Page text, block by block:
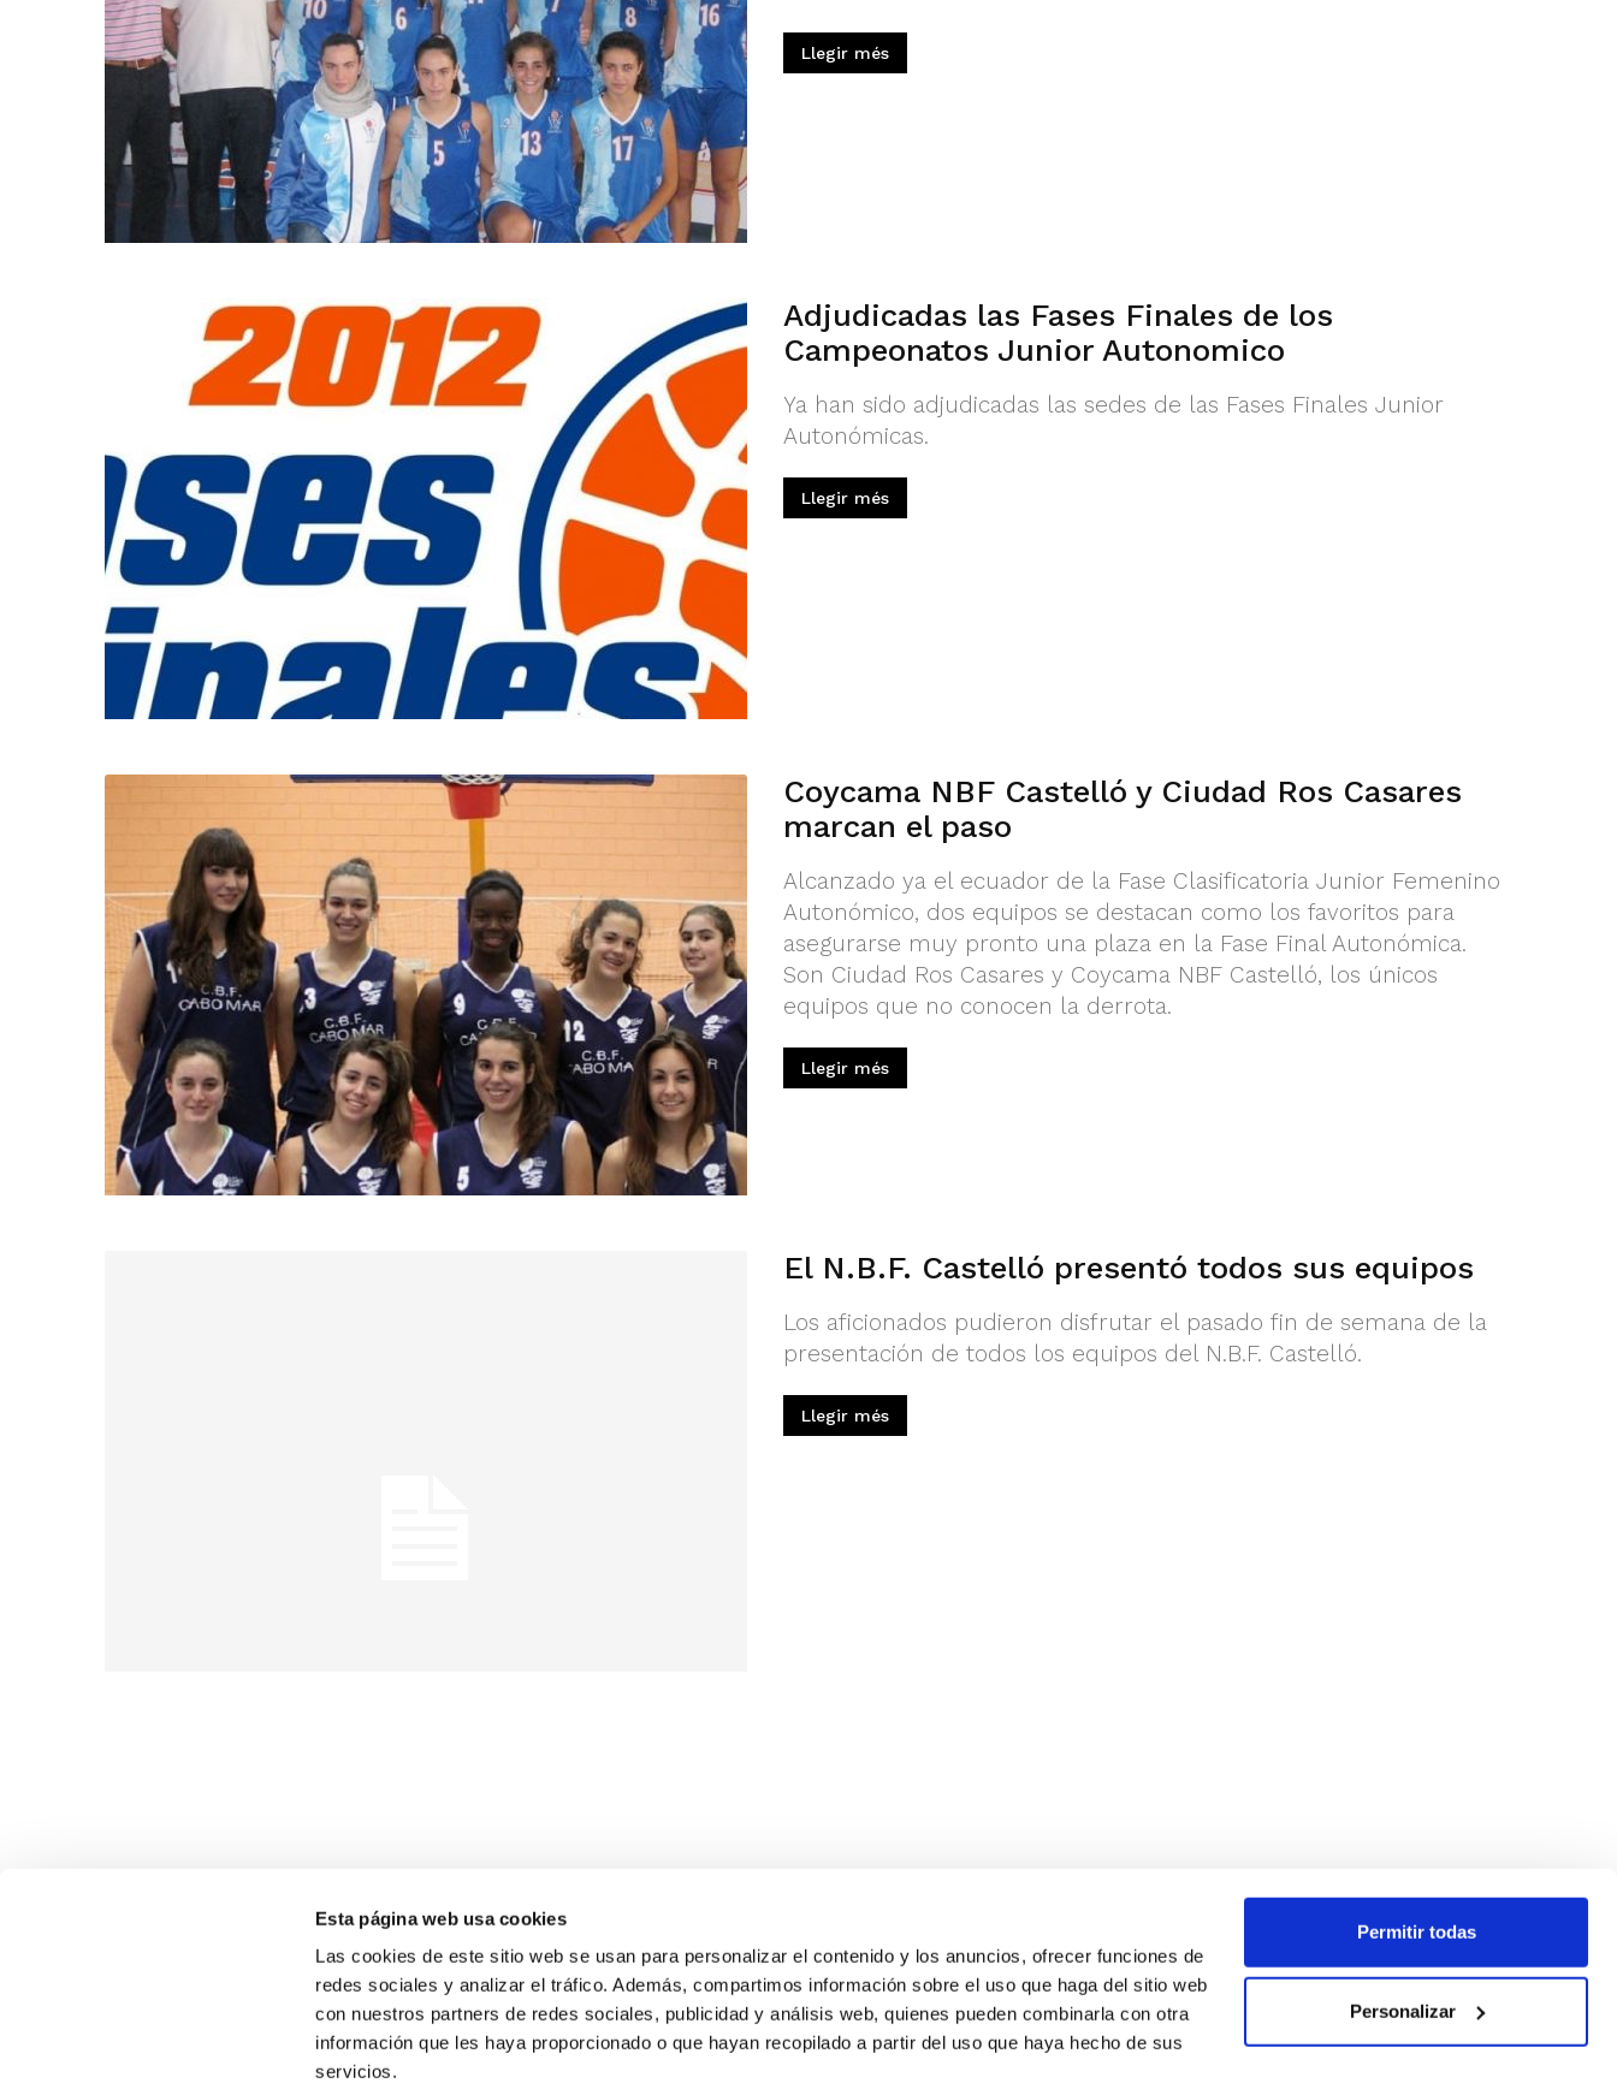
Esta página web usa cookies
Las cookies de este sitio web se usan para personalizar el contenido y los anuncios, ofrecer funciones de
redes sociales y analizar el tráfico. Además, compartimos información sobre el uso que haga del sitio web
con nuestros partners de redes sociales, publicidad y análisis web, quienes pueden combinarla con otra
información que les haya proporcionado o que hayan recopilado a partir del uso que haya hecho de sus
servicios.
Permitir todas
Personalizar
Llegir més
Adjudicadas las Fases Finales de los
Campeonatos Junior Autonomico
Ya han sido adjudicadas las sedes de las Fases Finales Junior
Autonómicas.
Llegir més
Coycama NBF Castelló y Ciudad Ros Casares
marcan el paso
Alcanzado ya el ecuador de la Fase Clasificatoria Junior Femenino
Autonómico, dos equipos se destacan como los favoritos para
asegurarse muy pronto una plaza en la Fase Final Autonómica.
Son Ciudad Ros Casares y Coycama NBF Castelló, los únicos
equipos que no conocen la derrota.
Llegir més
El N.B.F. Castelló presentó todos sus equipos
Los aficionados pudieron disfrutar el pasado fin de semana de la
presentación de todos los equipos del N.B.F. Castelló.
Llegir més
SOBRE NOSALTRES SEGUEIX-NOS